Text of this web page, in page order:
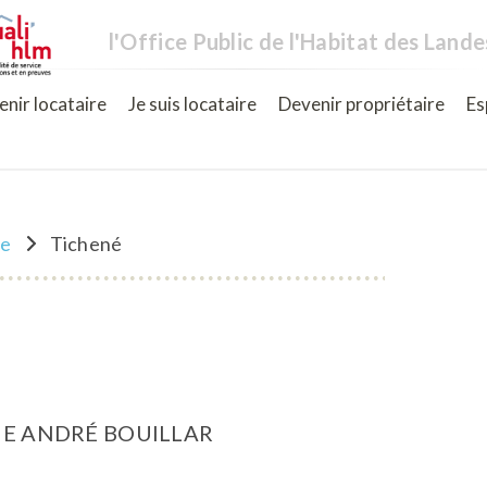
l'Office Public de l'Habitat des
locataire Je suis locataire Devenir propriétaire
Tichené
ANDRÉ BOUILLAR